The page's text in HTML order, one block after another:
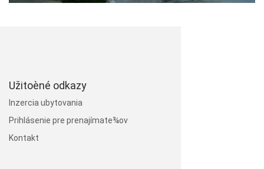
Užitoèné odkazy
Inzercia ubytovania
Prihlásenie pre prenajímate¾ov
Kontakt